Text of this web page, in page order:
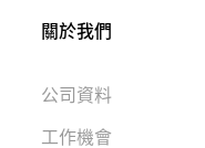
關於我們
公司資料
工作機會